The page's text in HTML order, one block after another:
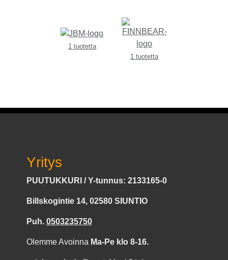
1 tuotetta
1 tuotetta
Yritys
PUUTUKKURI / Y-tunnus: 2133165-0
Billskogintie 14, 02580 SIUNTIO
Puh. 0503235750
Olemme Avoinna Ma-Pe klo 8-16.